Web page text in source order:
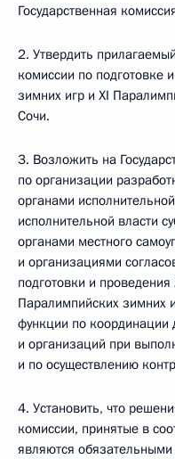
Государственная
2. Утвердить
комиссии по подготовке
зимних игр и XI
Сочи.
3. Возложить на
по организации
органами
исполнительной власти
органами местного
и организациями
подготовки и
Паралимпийских зимних
функции по координации
и организаций при
и по осуществлению
4. Установить, что
комиссии, принятые в
являются